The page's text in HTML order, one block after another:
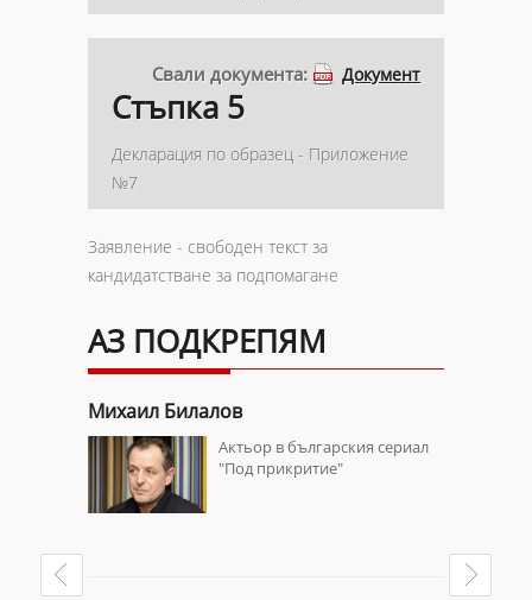
Свали документа: Документ
Стъпка 5
Декларация по образец - Приложение
№7
Заявление - свободен текст за
кандидатстване за подпомагане
АЗ ПОДКРЕПЯМ
Михаил Билалов
Актьор в българския сериал
"Под прикритие"